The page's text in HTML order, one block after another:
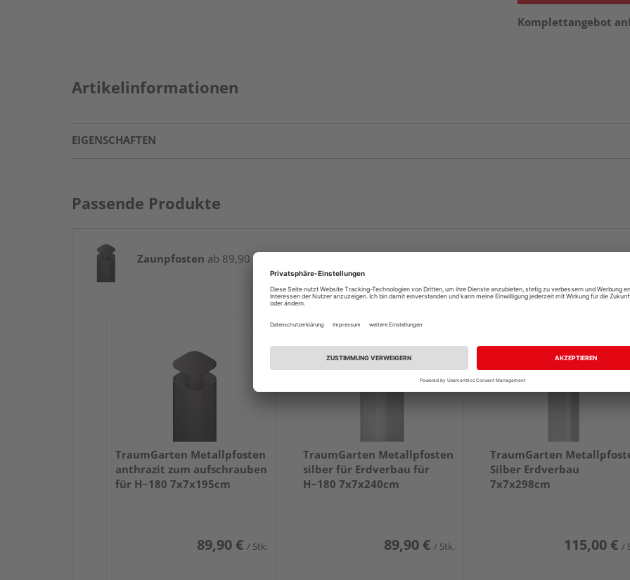
Komplettangebot
Artikelinformationen
EIGENSCHAFTEN
Passende Produkte
Zaunpfosten ab 89,90 € / Stk.
TraumGarten Metallpfosten
anthrazit zum aufschrauben
für H~180 7x7x195cm
89,90 € / Stk.
TraumGarten Metallpfosten
silber für Erdverbau für
H~180 7x7x240cm
89,90 € / Stk.
TraumGarten
Silber Erdverbau
7x7x298cm
115,00 € /